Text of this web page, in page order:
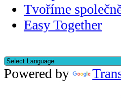
Tvoříme
Easy Together
Powered by